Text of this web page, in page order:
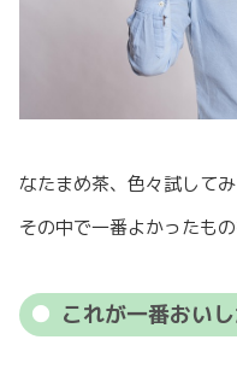
なたまめ茶、色々試してみ
その中で一番よかったも
これが一番おい